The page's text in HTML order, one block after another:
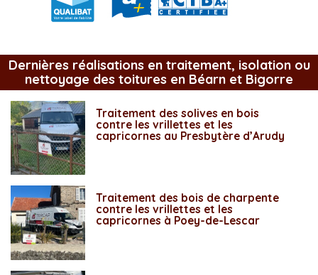
Dernières réalisations en traitement, isolation ou
nettoyage des toitures en Béarn et Bigorre
Traitement des solives en bois
contre les vrillettes et les
capricornes au Presbytère d’Arudy
Traitement des bois de charpente
contre les vrillettes et les
capricornes à Poey-de-Lescar